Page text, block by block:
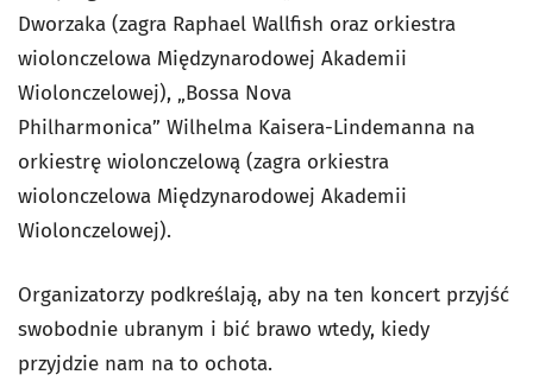
Dworzaka (zagra Raphael Wallfish oraz orkiestra
wiolonczelowa Międzynarodowej Akademii
Wiolonczelowej), „Bossa Nova
Philharmonica” Wilhelma Kaisera-Lindemanna na
orkiestrę wiolonczelową (zagra orkiestra
wiolonczelowa Międzynarodowej Akademii
Wiolonczelowej).
Organizatorzy podkreślają, aby na ten koncert przyjść
swobodnie ubranym i bić brawo wtedy, kiedy
przyjdzie nam na to ochota.